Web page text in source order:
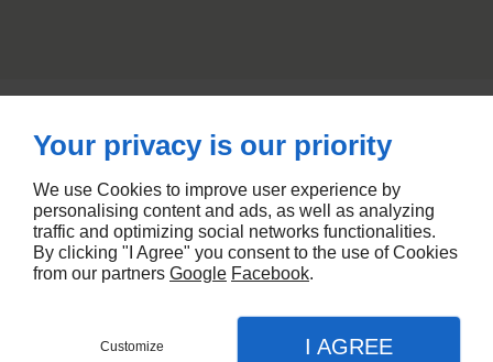
Industrielle De Baléone20167AFA
09 74 56 76 83 07 50 56 43 01
BASTIA BATTERIES, ZI de Tragonne20620
BIGULIA
06 09 71 16 60
Your privacy is our priority
We use Cookies to improve user experience by
personalising content and ads, as well as analyzing
traffic and optimizing social networks functionalities.
By clicking "I Agree" you consent to the use of Cookies
from our partners Google Facebook.
Customize I AGREE